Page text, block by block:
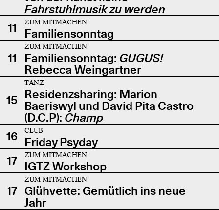
Fahrstuhlmusik zu werden
11
ZUM MITMACHEN
Familiensonntag
11
ZUM MITMACHEN
Familiensonntag: GUGUS!
Rebecca Weingartner
15
TANZ
Residenzsharing: Marion
Baeriswyl und David Pita Castro
(D.C.P): Champ
16
CLUB
Friday Psyday
17
ZUM MITMACHEN
IGTZ Workshop
17
ZUM MITMACHEN
Glühvette: Gemütlich ins neue
Jahr